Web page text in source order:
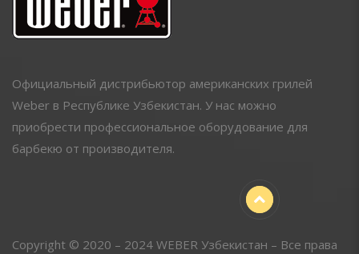
Официальный дистрибьютор американских грилей
Weber в Республике Узбекистан. У нас можно
приобрести профессиональное оборудование для
барбекю от производителя.
Copyright © 2020 – 2024 WEBER Узбекистан – Все права